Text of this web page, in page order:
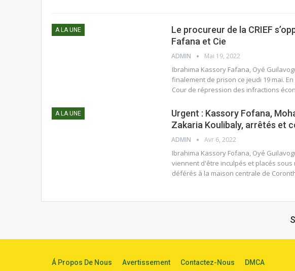
A LA UNE
Le procureur de la CRIEF
Fafana et Cie
ADMIN Mai 19, 2022
Ibrahima Kassory Fafana, Oyé
finalement de prison ce jeudi 19 mai.
Cour de répression des infractions
A LA UNE
Urgent : Kassory Fofana,
Zakaria Koulibaly, arrêtés et
ADMIN Avr 6, 2022
Ibrahima Kassory Fofana, Oyé
viennent d'être inculpés et placés sous
déférés à la maison centrale de
Á Propos De Nous Avertissement Contactez-Nous DMCA